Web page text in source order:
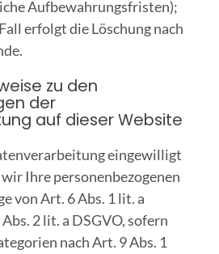
Aufbewahrungsfristen);
erfolgt die Löschung nach
zu den
der
auf dieser Website
eingewilligt
Ihre personenbezogenen
von Art. 6 Abs. 1 lit. a
2 lit. a DSGVO, sofern
nach Art. 9 Abs. 1